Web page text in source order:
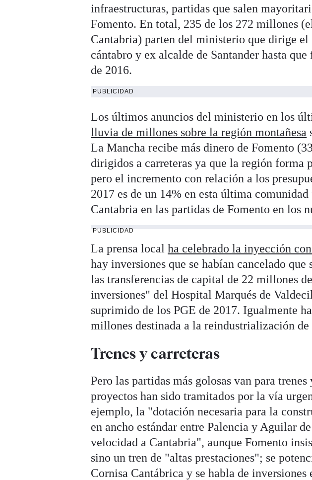
infraestructuras, partidas que salen
Fomento. En total, 235 de los 272 millones
Cantabria) parten del ministerio que dirige
cántabro y ex alcalde de Santander hasta
de 2016.
PUBLICIDAD
Los últimos anuncios del ministerio en los
lluvia de millones sobre la región montañesa
La Mancha recibe más dinero de Fomento
dirigidos a carreteras ya que la región forma
pero el incremento con relación a los
2017 es de un 14% en esta última
Cantabria en las partidas de Fomento en los
PUBLICIDAD
La prensa localha celebrado la inyección
hay inversiones que se habían cancelado que
las transferencias de capital de 22 millones
inversiones" del Hospital Marqués de
suprimido de los PGE de 2017. Igualmente
millones destinada a la reindustrialización
Trenes y carreteras
Pero las partidas más golosas van para
proyectos han sido tramitados por la vía
ejemplo, la "dotación necesaria para la
en ancho estándar entre Palencia y Aguilar
velocidad a Cantabria", aunque Fomento
sino un tren de "altas prestaciones"; se
Cornisa Cantábrica y se habla de